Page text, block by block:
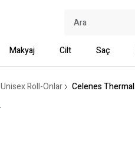
Makyaj Cilt Saç
Unisex Roll-Onlar Celenes